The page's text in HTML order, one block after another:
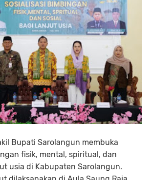
Bupati Sarolangun membuka
fisik, mental, spiritual, dan
usia di Kabupaten Sarolangun.